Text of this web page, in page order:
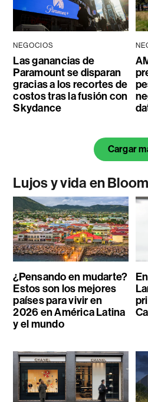
NEGOCIOS
Las ganancias de
Paramount se disparan
gracias a los recortes de
costos tras la fusión con
Skydance
Cargar
Lujos y vida en
¿Pensando en mudarte?
Estos son los mejores
países para vivir en
2026 en América Latina
y el mundo